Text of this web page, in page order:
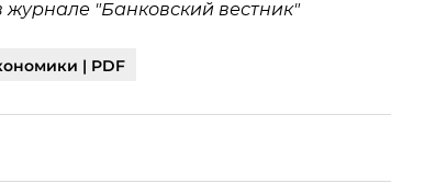
"Банковский вестник"
| PDF